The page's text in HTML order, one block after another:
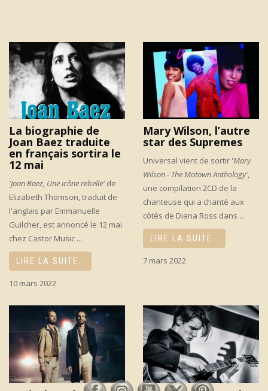
La biographie de
Joan Baez traduite
en français sortira le
12 mai
'Joan Baez, Une icône rebelle' de
Elizabeth Thomson, traduit de
l'anglais par Emmanuelle
Guilcher, est annoncé le 12 mai
chez Castor Music ...
LIRE LA SUITE…
10 mars 2022
Mary Wilson, l’autre
star des Supremes
Universal vient de sortir 'Mary
Wilson - The Motown Anthology',
une compilation 2CD de la
chanteuse qui a chanté aux
côtés de Diana Ross dans ...
LIRE LA SUITE…
7 mars 2022